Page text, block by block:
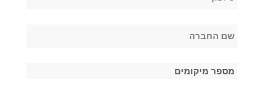
שם
מספר